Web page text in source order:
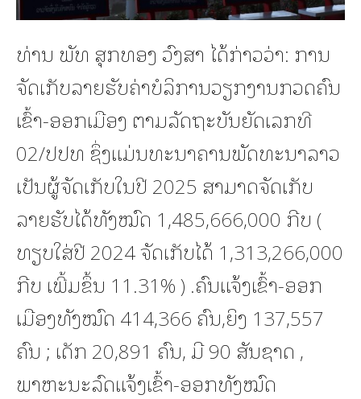
ທ່ານ ພັທ ສຸກທອງ ວົງສາ ໄດ້ກ່າວວ່າ: ການ
ຈັດເກັບລາຍຮັບຄ່າບໍລິການວຽກງານກວດຄົນ
ເຂົ້າ-ອອກເມືອງ ຕາມລັດຖະບັນຍັດເລກທີ
02/ປປທ ຊຶ່ງແມ່ນທະນາຄານພັດທະນາລາວ
ເປັນຜູ້ຈັດເກັບໃນປີ 2025 ສາມາດຈັດເກັບ
ລາຍຮັບໄດ້ທັງໝົດ 1,485,666,000 ກີບ (
ທຽບໃສ່ປີ 2024 ຈັດເກັບໄດ້ 1,313,266,000
ກີບ ເພີ້ມຂຶ້ນ 11.31% ) .ຄົນແຈ້ງເຂົ້າ-ອອກ
ເມືອງທັງໝົດ 414,366 ຄົນ,ຍິງ 137,557
ຄົນ ; ເດັກ 20,891 ຄົນ, ມີ 90 ສັນຊາດ ,
ພາຫະນະລົດແຈ້ງເຂົ້າ-ອອກທັງໝົດ